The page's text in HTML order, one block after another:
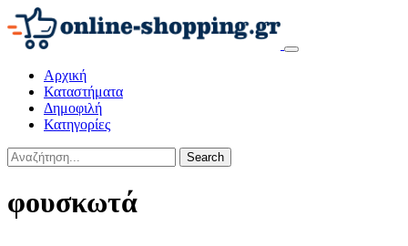
Αρχική
Καταστήματα
Δημοφιλή
Κατηγορίες
Search
φουσκωτά